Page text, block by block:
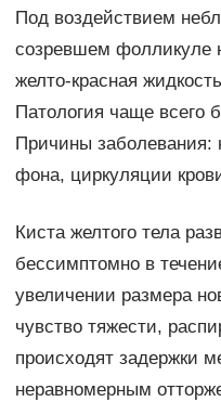
Под воздействием
созревшем фолликуле
желто-красная
Патология чаще всего
Причины заболевания:
фона, циркуляции
Киста желтого тела
бессимптомно в
увеличении размера
чувство тяжести,
происходят задержки
неравномерным